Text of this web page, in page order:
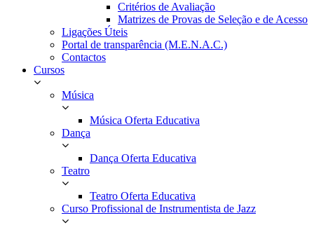
Critérios de Avaliação
Matrizes de Provas de Seleção e de Acesso
Ligações Úteis
Portal de transparência (M.E.N.A.C.)
Contactos
Cursos
Música
Música Oferta Educativa
Dança
Dança Oferta Educativa
Teatro
Teatro Oferta Educativa
Curso Profissional de Instrumentista de Jazz